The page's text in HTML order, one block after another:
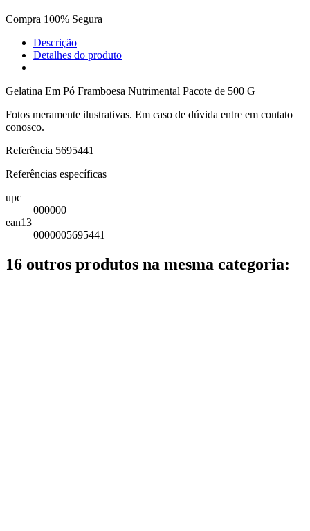
Compra 100% Segura
Descrição
Detalhes do produto
Gelatina Em Pó Framboesa Nutrimental Pacote de 500 G
Fotos meramente ilustrativas. Em caso de dúvida entre em contato
conosco.
Referência 5695441
Referências específicas
upc
000000
ean13
0000005695441
16 outros produtos na mesma categoria: